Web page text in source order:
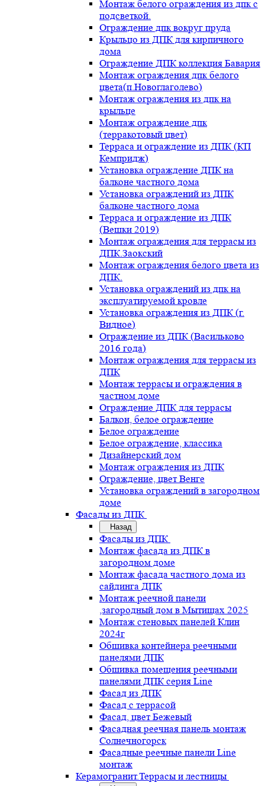
Монтаж белого ограждения из дпк с
подсветкой.
Ограждение дпк вокруг пруда
Крыльцо из ДПК для кирпичного
дома
Ограждение ДПК коллекция Бавария
Монтаж ограждения дпк белого
цвета(п.Новоглаголево)
Монтаж ограждения из дпк на
крыльце
Монтаж ограждение дпк
(терракотовый цвет)
Терраса и ограждение из ДПК (КП
Кемпридж)
Установка ограждение ДПК на
балконе частного дома
Установка ограждений из ДПК
балконе частного дома
Терраса и ограждение из ДПК
(Вешки 2019)
Монтаж ограждения для террасы из
ДПК.Заокский
Монтаж ограждения белого цвета из
ДПК.
Установка ограждений из дпк на
эксплуатируемой кровле
Установка ограждения из ДПК (г.
Видное)
Ограждение из ДПК (Васильково
2016 года)
Монтаж ограждения для террасы из
ДПК
Монтаж террасы и ограждения в
частном доме
Ограждение ДПК для террасы
Балкон, белое ограждение
Белое ограждение
Белое ограждение, классика
Дизайнерский дом
Монтаж ограждения из ДПК
Ограждение, цвет Венге
Установка ограждений в загородном
доме
Фасады из ДПК
Назад
Фасады из ДПК
Монтаж фасада из ДПК в
загородном доме
Монтаж фасада частного дома из
сайдинга ДПК
Монтаж реечной панели
,загородный дом в Мытищах 2025
Монтаж стеновых панелей Клин
2024г
Обшивка контейнера реечными
панелями ДПК
Обшивка помещения реечными
панелями ДПК серия Line
Фасад из ДПК
Фасад с террасой
Фасад, цвет Бежевый
Фасадная реечная панель монтаж
Солнечногорск
Фасадные реечные панели Line
монтаж
Керамогранит.Террасы и лестницы